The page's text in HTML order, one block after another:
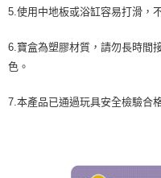
5.使用中地板或浴缸容易打滑，
6.寶盒為塑膠材質，請勿長時間
色。
7.本產品已通過玩具安全檢驗合